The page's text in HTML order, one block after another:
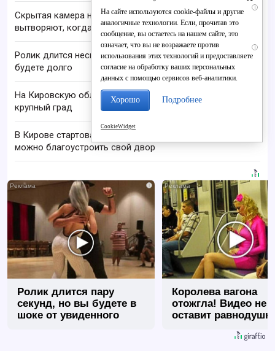
i
Скрытая камера на пляже Крыма: Что люди
вытворяют, когда их не видят...
i
Ролик длится несколько секунд, а смеяться вы
будете долго
На Кировскую область надвигаются шквалы и
крупный град
В Кирове стартовал проект «Вятские дворики»:
можно благоустроить свой двор
i
Ролик длится пару
секунд, но вы будете в
шоке от увиденного
Королева вагона
отожгла! Видео не
оставит
На сайте используются cookie-файлы и другие
аналогичные технологии. Если, прочитав это
сообщение, вы остаетесь на нашем сайте, это
означает, что вы не возражаете против
использования этих технологий и предоставляете
согласие на обработку ваших персональных
данных с помощью сервисов веб-аналитики.
Хорошо Подробнее
CookieWidget